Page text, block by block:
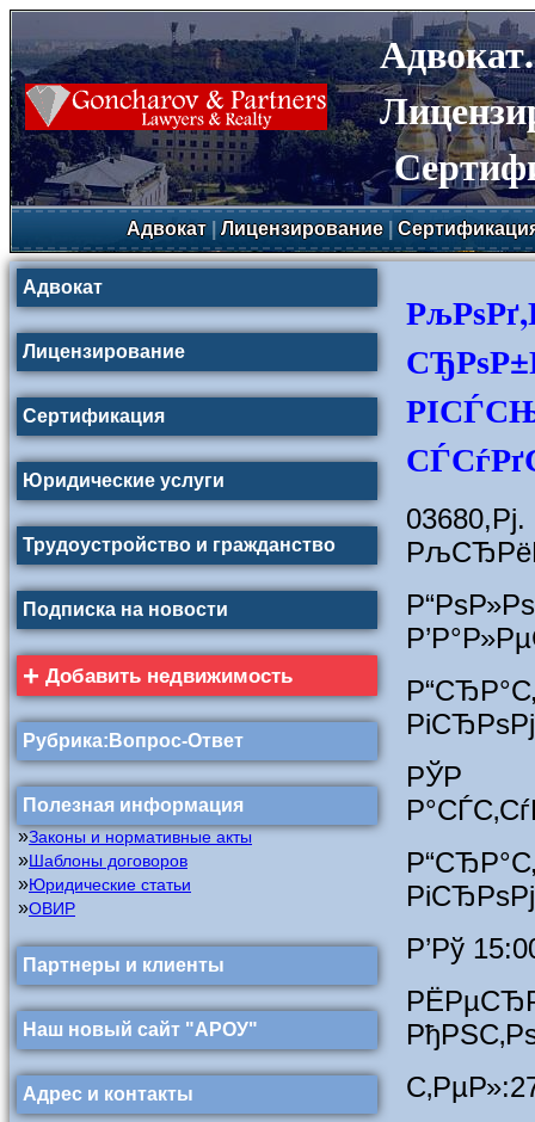
Адвокат|Лицензирование|
Адвокат
Лицензирование
Сертификация
Юридические услуги
Трудоустройство и гражданство
Подписка на новости
+ Добавить недвижимость
Рубрика:Вопрос-Ответ
Полезная информация
»Законы и нормативные акты
»Шаблоны договоров
»Юридические статьи
»ОВИР
Партнеры и клиенты
Наш новый сайт "АРОУ"
Адрес и контакты
РЎР
Р’Рў